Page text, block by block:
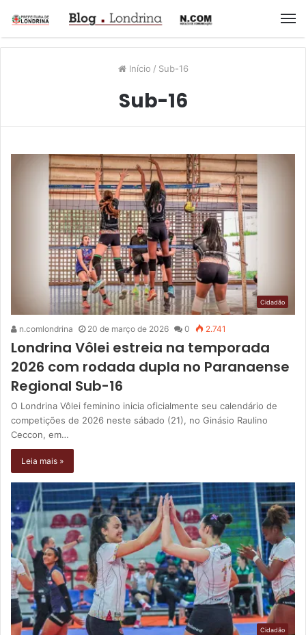
Início / Sub-16
Sub-16
Cidadão
n.comlondrina 20 de março de 2026 0 2.741
Londrina Vôlei estreia na temporada
2026 com rodada dupla no Paranaense
Regional Sub-16
O Londrina Vôlei feminino inicia oficialmente seu calendário de
competições de 2026 neste sábado (21), no Ginásio Raulino
Ceccon, em…
Leia mais »
Cidadão